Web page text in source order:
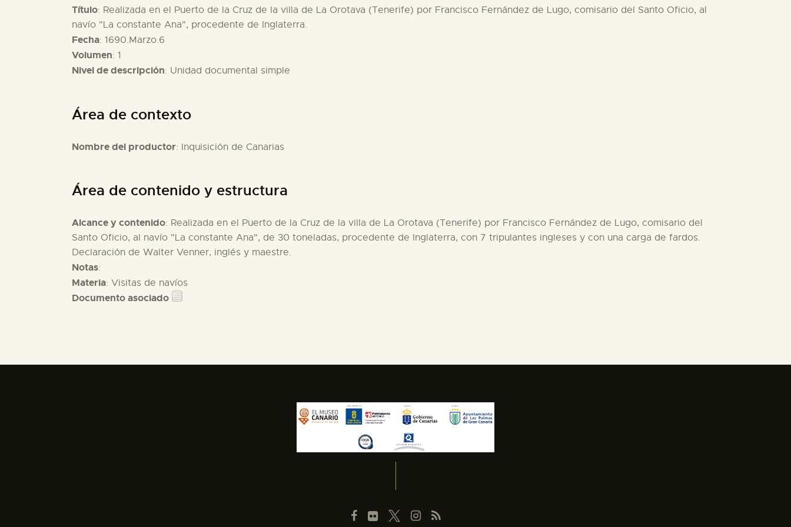
Título: Realizada en el Puerto de la Cruz de la villa de La Orotava (Tenerife) por Francisco Fernández de Lugo, comisario del Santo Oficio, al
navío "La constante Ana", procedente de Inglaterra.
Fecha: 1690.Marzo.6
Volumen: 1
Nivel de descripción: Unidad documental simple
Área de contexto
Nombre del productor: Inquisición de Canarias
Área de contenido y estructura
Alcance y contenido: Realizada en el Puerto de la Cruz de la villa de La Orotava (Tenerife) por Francisco Fernández de Lugo, comisario del
Santo Oficio, al navío "La constante Ana", de 30 toneladas, procedente de Inglaterra, con 7 tripulantes ingleses y con una carga de fardos.
Declaración de Walter Venner, inglés y maestre.
Notas:
Materia: Visitas de navíos
Documento asociado